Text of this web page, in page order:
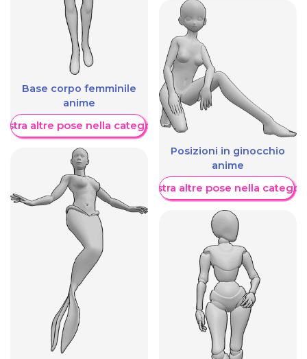
Base corpo femminile
anime
altre pose nella categoria
Posizioni in ginocchio
anime
Mostra altre pose nella